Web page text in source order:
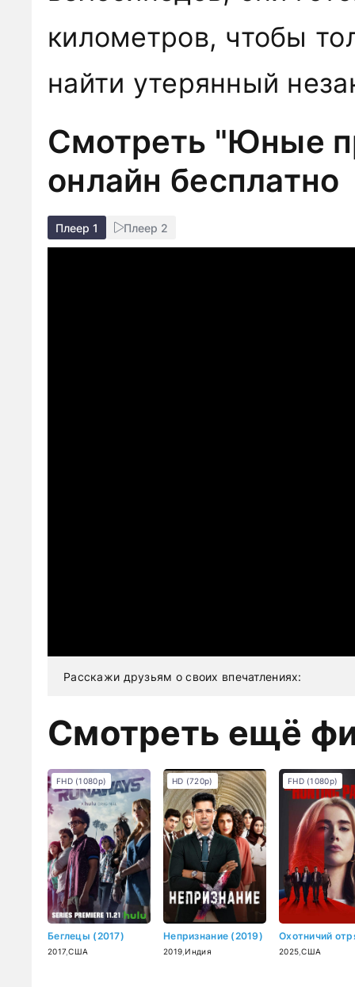
километров, чтобы
найти утерянный
Смотреть "Юные
онлайн бесплатно
Плеер 1 Плеер 2
Расскажи друзьям о своих впечатлениях:
Смотреть ещё
Беглецы (2017)
2017 ,США
FHD (1080p)
Непризнание (2019)
2019 ,Индия
HD (720p)
2025 ,США
FHD (1080p)